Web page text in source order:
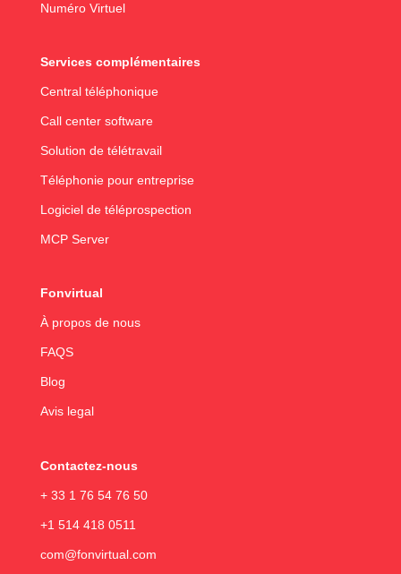
Numéro Virtuel
Services complémentaires
Central téléphonique
Call center software
Solution de télétravail
Téléphonie pour entreprise
Logiciel de téléprospection
MCP Server
Fonvirtual
À propos de nous
FAQS
Blog
Avis legal
Contactez-nous
+ 33 1 76 54 76 50
+1 514 418 0511
com@fonvirtual.com